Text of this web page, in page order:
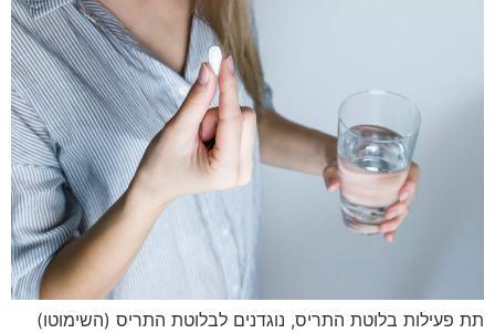
תת פעילות בלוטת התריס, נוגדנים לבלוטת התריס (השימוטו)